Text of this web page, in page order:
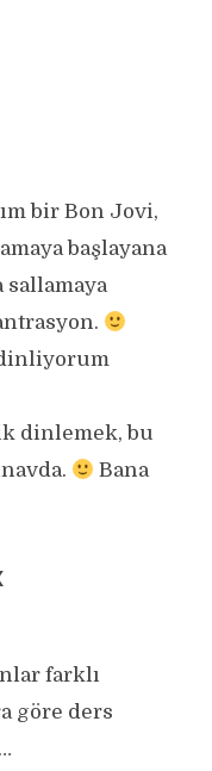
bir Bon Jovi,
başlayana
sallamaya
dinlemek, bu
Bana
farklı
göre ders